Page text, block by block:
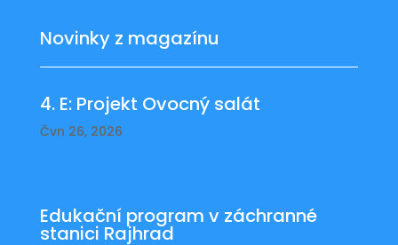
Novinky z magazínu
4. E: Projekt Ovocný salát
Čvn 26, 2026
Edukační program v záchranné
stanici Rajhrad